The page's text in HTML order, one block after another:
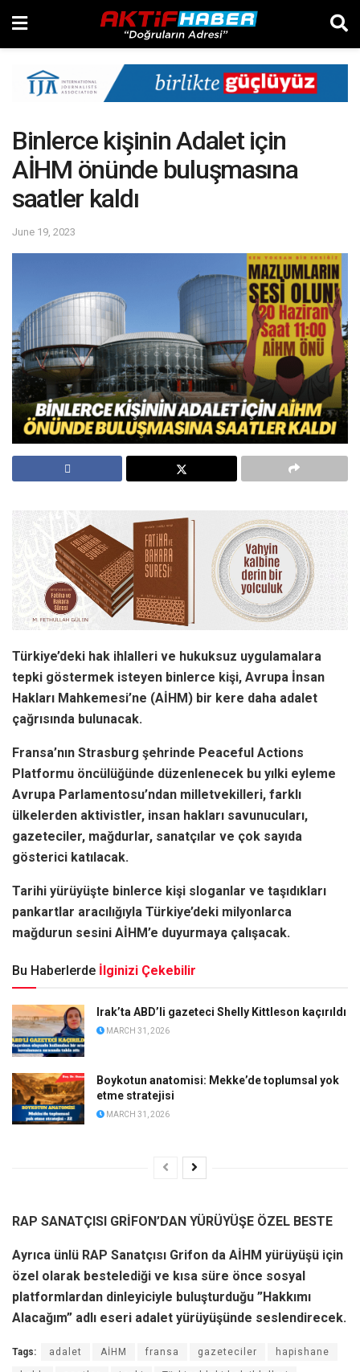
Binlerce kişinin Adalet için
AİHM önünde buluşmasına
saatler kaldı
June 19, 2023
Türkiye’deki hak ihlalleri ve hukuksuz uygulamalara
tepki göstermek isteyen binlerce kişi, Avrupa İnsan
Hakları Mahkemesi’ne (AİHM) bir kere daha adalet
çağrısında bulunacak.
Fransa’nın Strasburg şehrinde Peaceful Actions
Platformu öncülüğünde düzenlenecek bu yılki eyleme
Avrupa Parlamentosu’ndan milletvekilleri, farklı
ülkelerden aktivistler, insan hakları savunucuları,
gazeteciler, mağdurlar, sanatçılar ve çok sayıda
gösterici katılacak.
Tarihi yürüyüşte binlerce kişi sloganlar ve taşıdıkları
pankartlar aracılığıyla Türkiye’deki milyonlarca
mağdurun sesini AİHM’e duyurmaya çalışacak.
Bu Haberlerde İlginizi Çekebilir
Irak’ta ABD’li gazeteci Shelly Kittleson kaçırıldı
MARCH 31, 2026
Boykotun anatomisi: Mekke’de toplumsal yok
etme stratejisi
MARCH 31, 2026
RAP SANATÇISI GRİFON’DAN YÜRÜYÜŞE ÖZEL BESTE
Ayrıca ünlü RAP Sanatçısı Grifon da AİHM yürüyüşü için
özel olarak bestelediği ve kısa süre önce sosyal
platformlardan dinleyiciyle buluşturduğu ”Hakkımı
Alacağım” adlı eseri adalet yürüyüşünde seslendirecek.
Tags: adalet AİHM fransa gazeteciler hapishane